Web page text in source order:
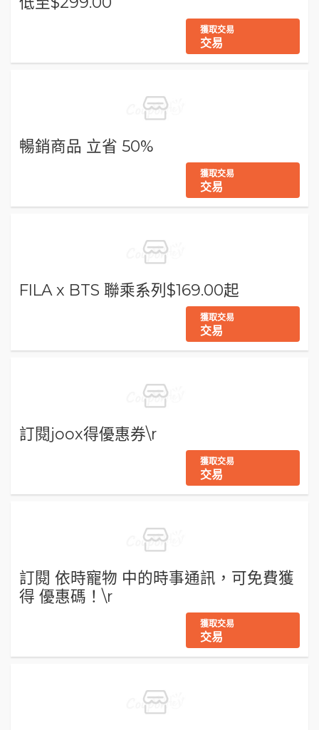
獲取交易
交易
暢銷商品 立省 50%
獲取交易
交易
FILA x BTS 聯乘系列$169.00起
獲取交易
交易
訂閱joox得優惠券\r
獲取交易
交易
訂閱 依時寵物 中的時事通訊，可免費獲
得 優惠碼！\r
獲取交易
交易